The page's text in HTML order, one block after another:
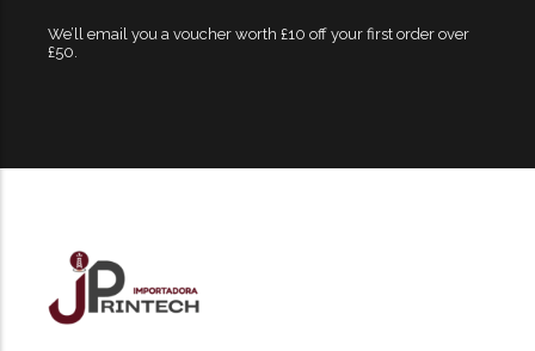
We’ll email you a voucher worth £10 off your first order over
£50.